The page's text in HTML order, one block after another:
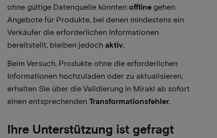
ohne gültige Datenquelle könnten offline gehen.
Angebote für Produkte, bei denen mindestens ein
Verkäufer die erforderlichen Informationen
bereitstellt, bleiben jedoch aktiv.
Beim Versuch, Produkte ohne die erforderlichen
Informationen hochzuladen oder zu aktualisieren,
erhalten Sie über die Validierung in Mirakl ab sofort
einen entsprechenden Transformationsfehler.
Ihre Unterstützung ist gefragt